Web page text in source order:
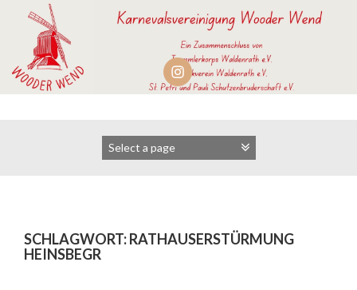
springen
SCHLAGWORT:RATHAUSERSTÜRMUNG
HEINSBEGR